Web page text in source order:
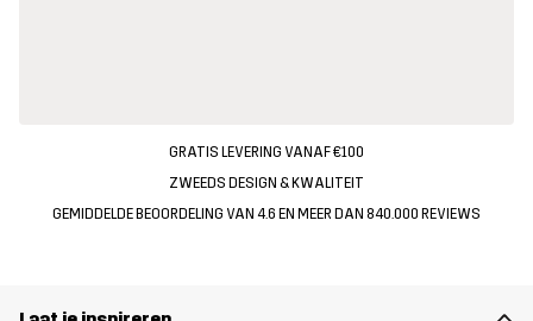
GRATIS LEVERING VANAF €100
ZWEEDS DESIGN & KWALITEIT
GEMIDDELDE BEOORDELING VAN 4.6 EN MEER DAN 840.000 REVIEWS